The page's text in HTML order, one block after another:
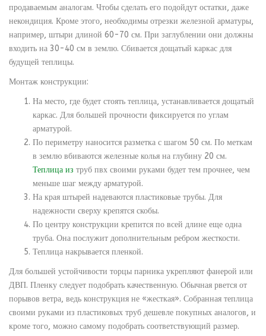
продаваемым аналогам. Чтобы сделать его подойдут остатки, даже
некондиция. Кроме этого, необходимы отрезки железной арматуры,
например, штыри длиной 60-70 см. При заглублении они должны
входить на 30-40 см в землю. Сбивается дощатый каркас для
будущей теплицы.
Монтаж конструкции:
На место, где будет стоять теплица, устанавливается дощатый
каркас. Для большей прочности фиксируется по углам
арматурой.
По периметру наносится разметка с шагом 50 см. По меткам
в землю вбиваются железные колья на глубину 20 см.
Теплица из труб пвх своими руками будет тем прочнее, чем
меньше шаг между арматурой.
На края штырей надеваются пластиковые трубы. Для
надежности сверху крепятся скобы.
По центру конструкции крепится по всей длине еще одна
труба. Она послужит дополнительным ребром жесткости.
Теплица накрывается пленкой.
Для большей устойчивости торцы парника укрепляют фанерой или
ДВП. Пленку следует подобрать качественную. Обычная рвется от
порывов ветра, ведь конструкция не «жесткая». Собранная теплица
своими руками из пластиковых труб дешевле покупных аналогов, и
кроме того, можно самому подобрать соответствующий размер.